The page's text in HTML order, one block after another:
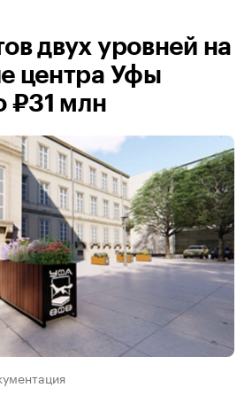
двух уровней на
центра Уфы
₽31 млн